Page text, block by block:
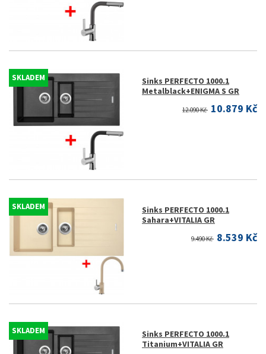
SKLADEM
Sinks PERFECTO 1000.1
Metalblack+ENIGMA S GR
12.090 Kč 10.879 Kč
SKLADEM
Sinks PERFECTO 1000.1
Sahara+VITALIA GR
9.490 Kč 8.539 Kč
SKLADEM
Sinks PERFECTO 1000.1
Titanium+VITALIA GR